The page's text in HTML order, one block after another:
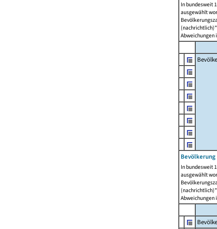
In bundesweit
ausgewählt
Abweichungen
In bundesweit
ausgewählt
Abweichungen